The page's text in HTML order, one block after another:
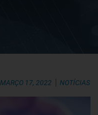
MARÇO 17, 2022 NOTÍCIAS